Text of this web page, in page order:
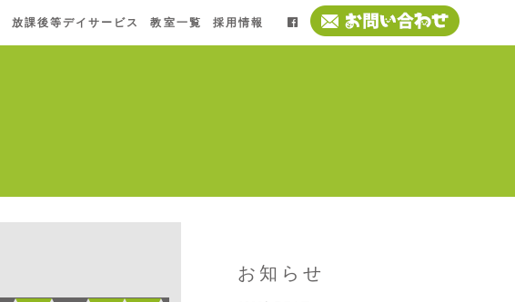
放課後等デイサービス 教室一覧 採用情報
お知らせ